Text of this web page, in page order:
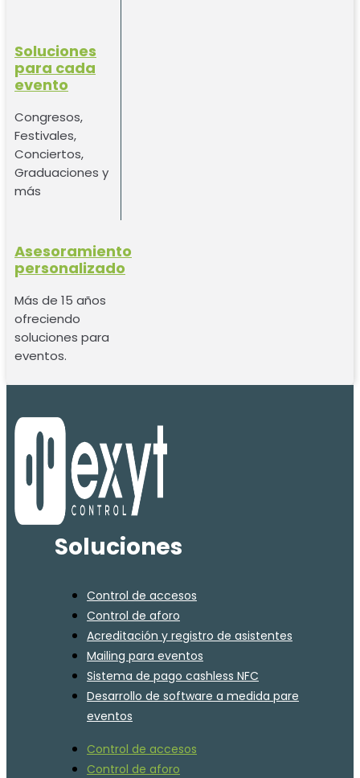
Soluciones
para cada
evento
Congresos,
Festivales,
Conciertos,
Graduaciones y
más
Asesoramiento
personalizado
Más de 15 años
ofreciendo
soluciones para
eventos.
Soluciones
Control de accesos
Control de aforo
Acreditación y registro de asistentes
Mailing para eventos
Sistema de pago cashless NFC
Desarrollo de software a medida pare
eventos
Control de accesos
Control de aforo